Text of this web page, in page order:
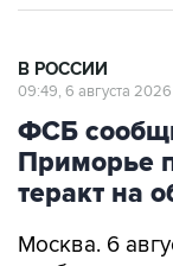
В РОССИИ
09:49, 6 августа 2026
ФСБ
Приморье
теракт на
Москва. 6